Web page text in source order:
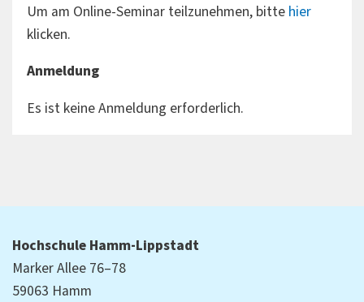
Um am Online-Seminar teilzunehmen, bitte hier
klicken.
Anmeldung
Es ist keine Anmeldung erforderlich.
Hochschule Hamm-Lippstadt
Marker Allee 76–78
59063 Hamm